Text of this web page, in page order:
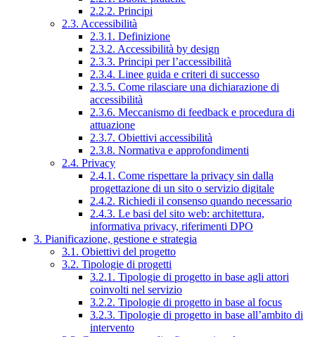
2.2.2. Principi
2.3. Accessibilità
2.3.1. Definizione
2.3.2. Accessibilità by design
2.3.3. Principi per l’accessibilità
2.3.4. Linee guida e criteri di successo
2.3.5. Come rilasciare una dichiarazione di
accessibilità
2.3.6. Meccanismo di feedback e procedura di
attuazione
2.3.7. Obiettivi accessibilità
2.3.8. Normativa e approfondimenti
2.4. Privacy
2.4.1. Come rispettare la privacy sin dalla
progettazione di un sito o servizio digitale
2.4.2. Richiedi il consenso quando necessario
2.4.3. Le basi del sito web: architettura,
informativa privacy, riferimenti DPO
3. Pianificazione, gestione e strategia
3.1. Obiettivi del progetto
3.2. Tipologie di progetti
3.2.1. Tipologie di progetto in base agli attori
coinvolti nel servizio
3.2.2. Tipologie di progetto in base al focus
3.2.3. Tipologie di progetto in base all’ambito di
intervento